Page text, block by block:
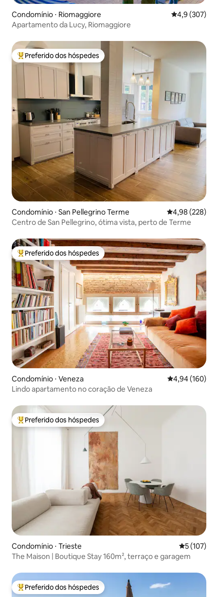
Condomínio ⋅ Riomaggiore 4,9 de uma
4,9 (307)
Apartamento da Lucy, Riomaggiore
Entre os melhores preferidos dos hóspedes
Preferido dos hóspedes
Condomínio ⋅ San Pellegrino Terme 4,98 de uma
4,98 (228)
Centro de San Pellegrino, ótima vista, perto de Terme
Entre os melhores preferidos dos hóspedes
Preferido dos hóspedes
Condomínio ⋅ Veneza 4,94 de uma
4,94 (160)
Lindo apartamento no coração de Veneza
Entre os melhores preferidos dos hóspedes
Preferido dos hóspedes
Condomínio ⋅ Trieste 5 de uma
5 (107)
The Maison | Boutique Stay 160m², terraço e garagem
Entre os melhores preferidos dos hóspedes
Preferido dos hóspedes